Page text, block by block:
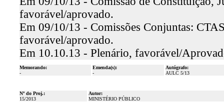
favorável/aprovado.
Em 09/10/13 - Comissões Conjuntas:
favorável/aprovado.
Em 10.10.13 - Plenário, favorável/
Memorando:
-
Emenda(s):
-
Autógrafo:
AULC 5/13
Nº do Proj.:
15/2013
Autor:
MINISTÉRIO PÚBLICO